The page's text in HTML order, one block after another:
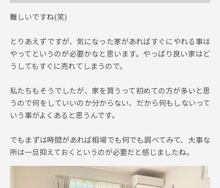
難しいですね(笑)
とりあえずですが、気になった家があればすぐにやれる事は
やってというのが必要かなと思います。やっぱり良い家はど
うしてもすぐに売れてしまうので。
私たちもそうでしたが、家を買うって初めての方が多いと思
うので何をしていいのか分からない、だから何もしないって
いう事がよくあると思うんです。
でもまずは時間があれば相場でも何でも調べてみて、大事な
所は一旦抑えておくというのが必要だと感じましたね。